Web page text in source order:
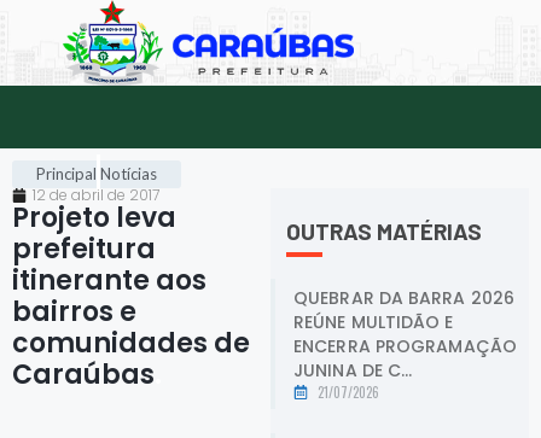
Principal Notícias
12 de abril de 2017
Projeto leva
prefeitura
itinerante aos
bairros e
comunidades de
Caraúbas
OUTRAS MATÉRIAS
QUEBRAR DA BARRA 2026
REÚNE MULTIDÃO E
ENCERRA PROGRAMAÇÃO
JUNINA DE C...
21/07/2026